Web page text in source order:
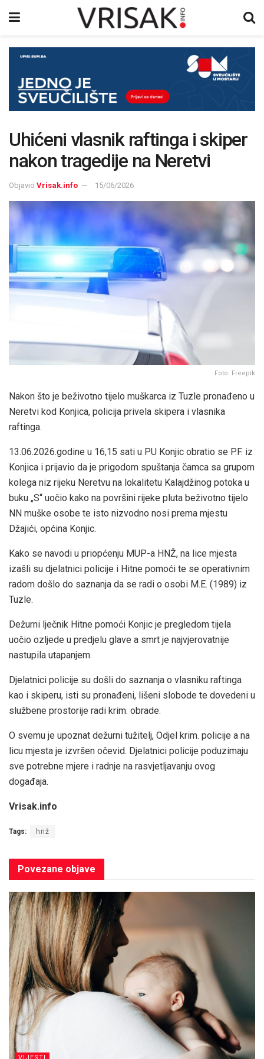
Uhićeni vlasnik raftinga i skiper
nakon tragedije na Neretvi
Objavio Vrisak.info 15/06/2026
Foto: Freepik
Nakon što je beživotno tijelo muškarca iz Tuzle pronađeno u
Neretvi kod Konjica, policija privela skipera i vlasnika
raftinga.
13.06.2026.godine u 16,15 sati u PU Konjic obratio se P.F. iz
Konjica i prijavio da je prigodom spuštanja čamca sa grupom
kolega niz rijeku Neretvu na lokalitetu Kalajdžinog potoka u
buku „S“ uočio kako na površini rijeke pluta beživotno tijelo
NN muške osobe te isto nizvodno nosi prema mjestu
Džajići, općina Konjic.
Kako se navodi u priopćenju MUP-a HNŽ, na lice mjesta
izašli su djelatnici policije i Hitne pomoći te se operativnim
radom došlo do saznanja da se radi o osobi M.E. (1989) iz
Tuzle.
Dežurni lječnik Hitne pomoći Konjic je pregledom tijela
uočio ozljede u predjelu glave a smrt je najvjerovatnije
nastupila utapanjem.
Djelatnici policije su došli do saznanja o vlasniku raftinga
kao i skiperu, isti su pronađeni, lišeni slobode te dovedeni u
službene prostorije radi krim. obrade.
O svemu je upoznat dežurni tužitelj, Odjel krim. policije a na
licu mjesta je izvršen očevid. Djelatnici policije poduzimaju
sve potrebne mjere i radnje na rasvjetljavanju ovog
događaja.
Vrisak.info
Tags: hnž
Povezane objave